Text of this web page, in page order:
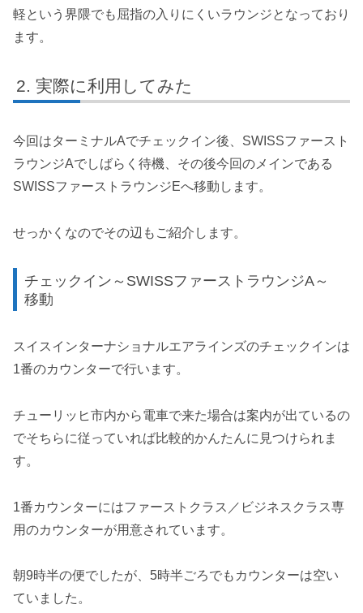
軽という界隈でも屈指の入りにくいラウンジとなっており
ます。
実際に利用してみた
今回はターミナルAでチェックイン後、SWISSファースト
ラウンジAでしばらく待機、その後今回のメインである
SWISSファーストラウンジEへ移動します。
せっかくなのでその辺もご紹介します。
チェックイン～SWISSファーストラウンジA～
移動
スイスインターナショナルエアラインズのチェックインは
1番のカウンターで行います。
チューリッヒ市内から電車で来た場合は案内が出ているの
でそちらに従っていれば比較的かんたんに見つけられま
す。
1番カウンターにはファーストクラス／ビジネスクラス専
用のカウンターが用意されています。
朝9時半の便でしたが、5時半ごろでもカウンターは空い
ていました。